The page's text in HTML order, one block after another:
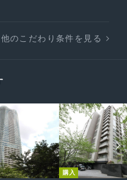
他のこだわり条件を見る
購入